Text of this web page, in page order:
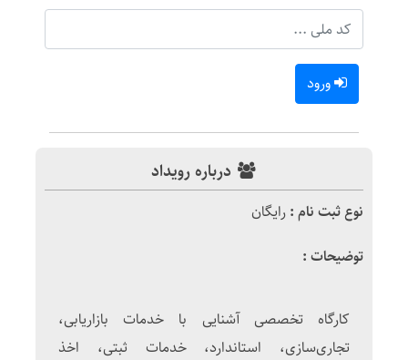
ورود
درباره رویداد
نوع ثبت نام : رایگان
توضیحات :
کارگاه تخصصی آشنایی با خدمات بازاریابی،
تجاری‌سازی، استاندارد، خدمات ثبتی، اخذ